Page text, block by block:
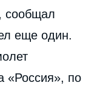
сообщал
еще один.
«Россия», по